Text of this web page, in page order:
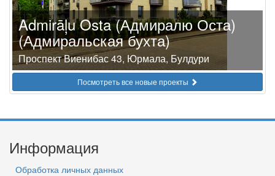
Admirāļu Osta (Адмиралю Оста)
(Адмиральская бухта)
Проспект Виенибас 43, Юрмала, Булдури
Посмотреть все новые проекты
Информация
Обработка личных данных